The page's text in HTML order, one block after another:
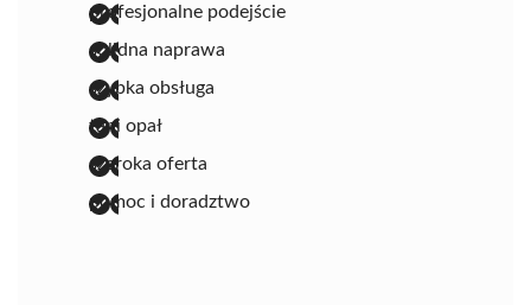
profesjonalne podejście
solidna naprawa
szybka obsługa
tani opał
szeroka oferta
pomoc i doradztwo